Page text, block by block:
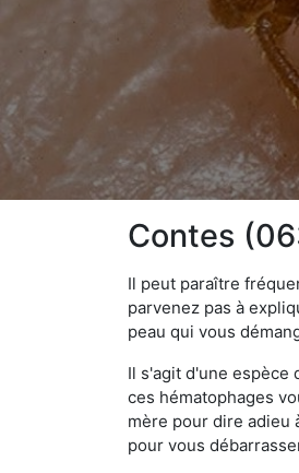
Contes
Il peut paraître
parvenez pas à
peau qui vous
Il s'agit d'une espèce
ces hématophages
mère pour dire adieu
pour vous